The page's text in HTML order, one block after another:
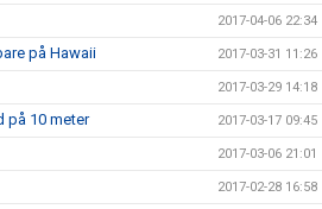
2017-04-06 22:34
på Hawaii 2017-03-31 11:26
2017-03-29 14:18
på 10 meter 2017-03-17 09:45
2017-03-06 21:01
2017-02-28 16:58